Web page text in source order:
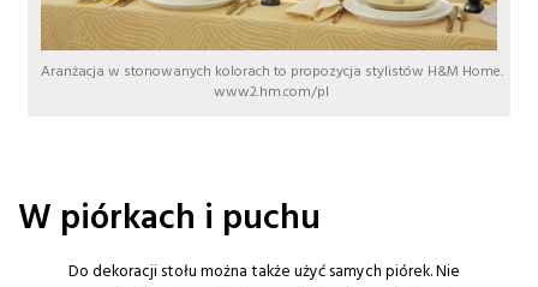
Aranżacja w stonowanych kolorach to propozycja stylistów H&M Home.
www2.hm.com/pl
W piórkach i puchu
Do dekoracji stołu można także użyć samych piórek. Nie